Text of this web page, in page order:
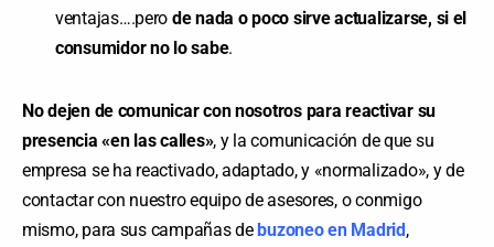
ventajas….pero de nada o poco sirve actualizarse, si el
consumidor no lo sabe.
No dejen de comunicar con nosotros para reactivar su
presencia «en las calles», y la comunicación de que su
empresa se ha reactivado, adaptado, y «normalizado», y de
contactar con nuestro equipo de asesores, o conmigo
mismo, para sus campañas debuzoneo en Madrid,